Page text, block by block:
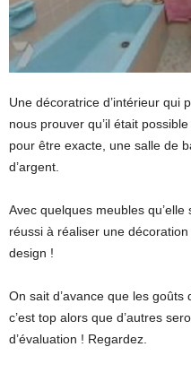
Une décoratrice d’intérieur qui
nous prouver qu’il était
pour être exacte, une salle de
d’argent.
Avec quelques meubles
réussi à réaliser une
design !
On sait d’avance que les
c’est top alors que d’autres
d’évaluation ! Regardez.